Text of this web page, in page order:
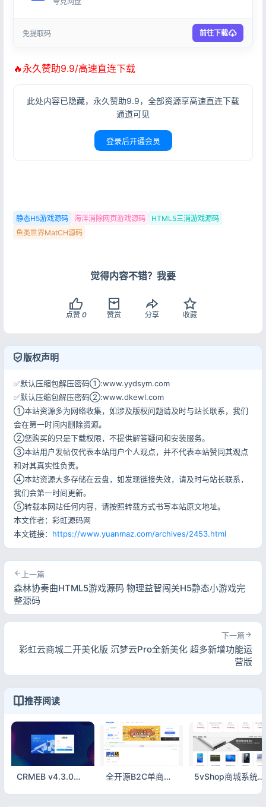
免提取码 前往下载
🔥永久赞助9.9/高速直连下载
此处内容已隐藏，永久赞助9.9，全部资源享高速直连下载
通道可见
登录后开通会员
静态H5游戏源码 海洋消除网页游戏源码
HTML5三消游戏源码
鱼类世界MatCH源码
觉得内容不错？我要
点赞 0 赞赏 分享 收藏
版权声明
✅默认压缩包解压密码①:www.yydsym.com
✅默认压缩包解压密码②:www.dkewl.com
①本站资源多为网络收集，如涉及版权问题请及时与站长联系，我们
会在第一时间内删除资源。
②您购买的只是下载权限，不提供解答疑问和安装服务。
③本站用户发帖仅代表本站用户个人观点，并不代表本站赞同其观点
和对其真实性负责。
④本站资源大多存储在云盘，如发现链接失效，请及时与站长联系，
我们会第一时间更新。
⑤转载本网站任何内容，请按照转载方式书写本站原文地址。
本文作者：彩虹源码网
本文链接： https://www.yuanmaz.com/archives/2453.html
上一篇
森林协奏曲HTML5游戏源码 物理益智闯关H5静态小游戏完
整源码
下一篇
彩虹云商城二开美化版 沉梦云Pro全新美化 超多新增功能运
营版
推荐阅读
CRMEB v4.3.0打通版 全开源多端商城源码 可商用二开 全开源B2C单商户商城源码 双端自适应可二开 附搭建教程 5vShop商城系统v2.5 全开源多端B2C电商源码 可二次开发
没有账号？立即注册